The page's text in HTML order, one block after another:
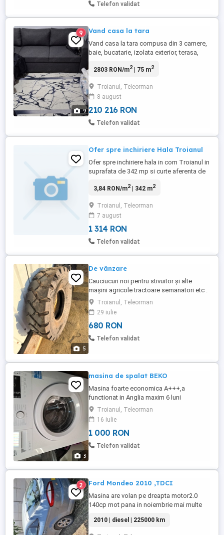
Telefon validat
9
9 Vand casa la tara
Vand casa la tara compusa din 3 camere,
baie, bucatarie, izolata exterior, terasa,
de bransare, fosa septica, asfalt, 2 anexe,
Acte la zi, unic proprietar. 1 Wasap la
numărul
2803 RON/m2| 75 m2
Troianul, Teleorman
8 august
210 216 RON
Telefon validat
Ofer spre inchiriere Hala Troianul
Ofer spre inchiriere hala in com Troianul in
suprafata de 342 mp si curte aferenta de
3,84 RON/m2| 342 m2
Troianul, Teleorman
7 august
1 314 RON
Telefon validat
5
De vânzare
Cauciucuri noi pentru stivuitor și alte
mașini agricole tractoare semanatori etc .
două bucăți noi ne folosite .
Troianul, Teleorman
29 iulie
680 RON
Telefon validat
3
masina de spalat BEKO
Masina foarte economica A+++,a
functionat in Anglia maxim 6 luni
Troianul, Teleorman
16 iulie
1 000 RON
Telefon validat
2 Ford Mondeo 2010 ,TDCI
Masina are volan pe dreapta motor2.0
140cp mot pana in noiembrie mai multe
2010 | diesel | 225000 km